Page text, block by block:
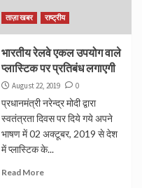
ताज़ा खबर राष्ट्रीय
भारतीय रेलवे एकल उपयोग वाले
प्‍लास्टिक पर प्रतिबंध लगाएगी
August 22, 2019 0
प्रधानमंत्री नरेन्‍द्र मोदी द्वारा
स्‍वतंत्रता दिवस पर दिये गये अपने
भाषण में 02 अक्‍टूबर, 2019 से देश
में प्‍लास्टिक के...
Read More